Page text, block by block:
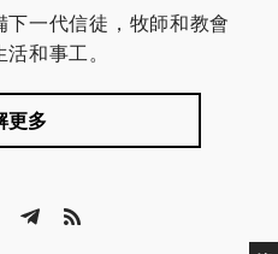
一代信徒，牧師和教會
和事工。
更多